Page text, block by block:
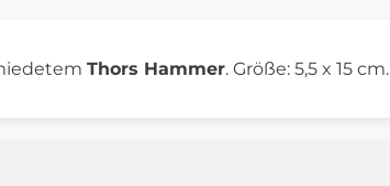
Thors Hammer. Größe: 5,5 x 15 cm.